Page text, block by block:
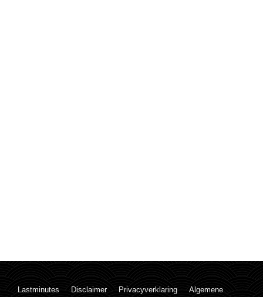
Lastminutes Disclaimer Privacyverklaring
Algemene